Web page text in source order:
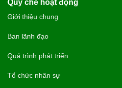
Quy chế hoạt động
Giới thiệu chung
Ban lãnh đạo
Quá trình phát triển
Tổ chức nhân sự